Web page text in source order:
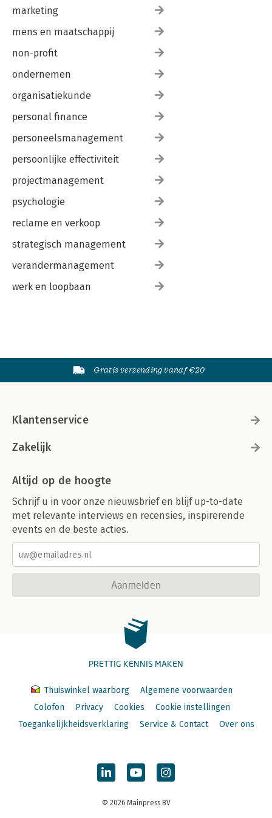
marketing
mens en maatschappij
non-profit
ondernemen
organisatiekunde
personal finance
personeelsmanagement
persoonlijke effectiviteit
projectmanagement
psychologie
reclame en verkoop
strategisch management
verandermanagement
werk en loopbaan
Gratis verzending vanaf €20
Klantenservice
Zakelijk
Altijd op de hoogte
Schrijf u in voor onze nieuwsbrief en blijf up-to-date
met relevante interviews en recensies, inspirerende
events en de beste acties.
Aanmelden
PRETTIG KENNIS MAKEN
Thuiswinkel waarborg
Algemene voorwaarden
Colofon
Privacy Cookies
Cookie instellingen
Toegankelijkheidsverklaring
Service & Contact Over ons
© 2026 Mainpress BV